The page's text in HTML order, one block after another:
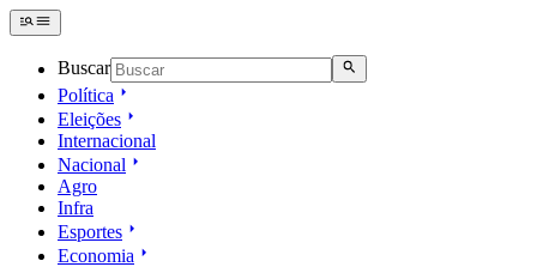
Buscar
Política
Eleições
Internacional
Nacional
Agro
Infra
Esportes
Economia